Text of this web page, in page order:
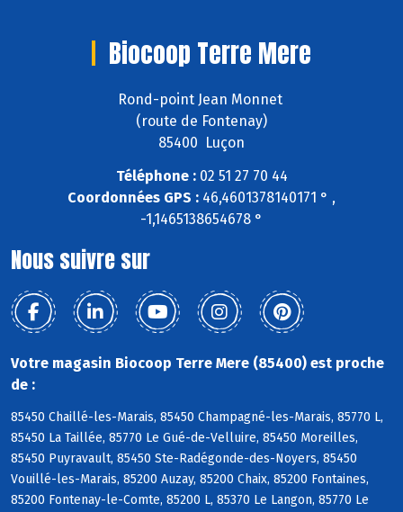
Biocoop Terre Mere
Rond-point Jean Monnet
(route de Fontenay)
85400 Luçon
Téléphone :02 51 27 70 44
Coordonnées GPS : 46,4601378140171 ° ,
-1,1465138654678 °
Nous suivre sur
Votre magasin Biocoop Terre Mere (85400) est proche
de :
85450 Chaillé-les-Marais, 85450 Champagné-les-Marais, 85770 L,
85450 La Taillée, 85770 Le Gué-de-Velluire, 85450 Moreilles,
85450 Puyravault, 85450 Ste-Radégonde-des-Noyers, 85450
Vouillé-les-Marais, 85200 Auzay, 85200 Chaix, 85200 Fontaines,
85200 Fontenay-le-Comte, 85200 L, 85370 Le Langon, 85770 Le